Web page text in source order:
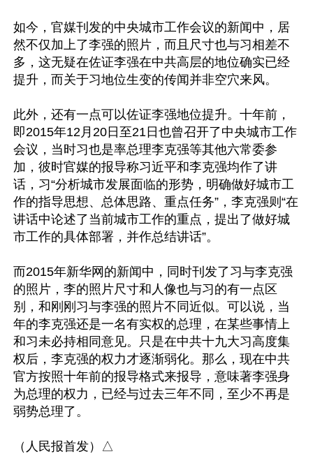
如今，官媒刊发的中央城市工作会议的新闻中，居
然不仅加上了李强的照片，而且尺寸也与习相差不
多，这无疑在佐证李强在中共高层的地位确实已经
提升，而关于习地位生变的传闻并非空穴来风。
此外，还有一点可以佐证李强地位提升。十年前，
即2015年12月20日至21日也曾召开了中央城市工作
会议，当时习也是率总理李克强等其他六常委参
加，彼时官媒的报导称习近平和李克强均作了讲
话，习“分析城市发展面临的形势，明确做好城市工
作的指导思想、总体思路、重点任务”，李克强则“在
讲话中论述了当前城市工作的重点，提出了做好城
市工作的具体部署，并作总结讲话”。
而2015年新华网的新闻中，同时刊发了习与李克强
的照片，李的照片尺寸和人像也与习的有一点区
别，和刚刚习与李强的照片不同近似。可以说，当
年的李克强还是一名有实权的总理，在某些事情上
和习未必持相同意见。只是在中共十九大习高度集
权后，李克强的权力才逐渐弱化。那么，现在中共
官方按照十年前的报导格式来报导，意味著李强身
为总理的权力，已经与过去三年不同，至少不再是
弱势总理了。